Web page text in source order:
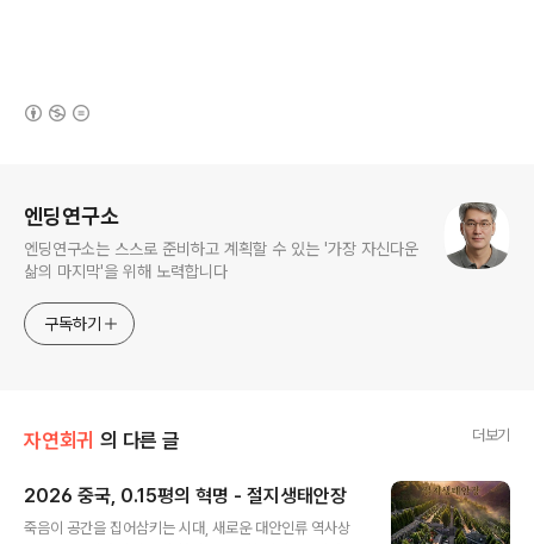
엔딩연구소
엔딩연구소는 스스로 준비하고 계획할 수 있는 '가장 자신다운
삶의 마지막'을 위해 노력합니다
구독하기
자연회귀 의 다른 글 더보기
2026 중국, 0.15평의 혁명 - 절지생태안장
죽음이 공간을 집어삼키는 시대, 새로운 대안인류 역사상